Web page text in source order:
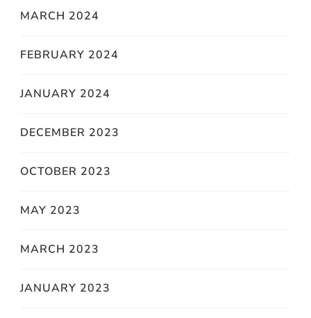
MARCH 2024
FEBRUARY 2024
JANUARY 2024
DECEMBER 2023
OCTOBER 2023
MAY 2023
MARCH 2023
JANUARY 2023